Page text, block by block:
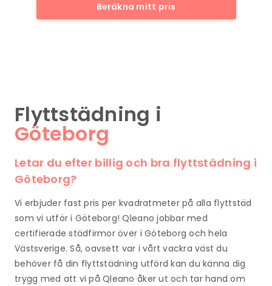
Beräkna mitt pris
Flyttstädning i
Göteborg
Letar du efter billig och bra flyttstädning i
Göteborg?
Vi erbjuder fast pris per kvadratmeter på alla flyttstäd
som vi utför i Göteborg! Qleano jobbar med
certifierade städfirmor över i Göteborg och hela
Västsverige. Så, oavsett var i vårt vackra väst du
behöver få din flyttstädning utförd kan du känna dig
trygg med att vi på Qleano åker ut och tar hand om